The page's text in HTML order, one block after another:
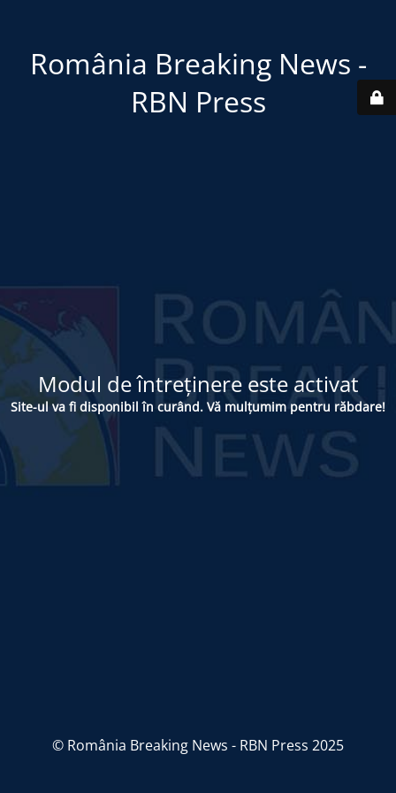
România Breaking News -
RBN Press
Modul de întreținere este activat
Site-ul va fi disponibil în curând. Vă mulțumim pentru răbdare!
© România Breaking News - RBN Press 2025